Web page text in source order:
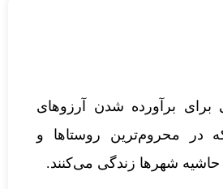
برای برآورده شدن آرزوهای
در محروم‌ترین روستاها و
شهرها زندگی می‌کنند.‌